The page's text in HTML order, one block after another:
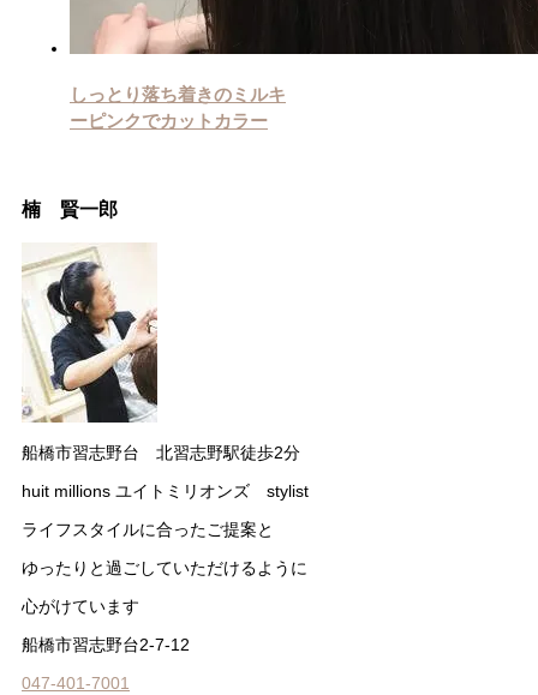
しっとり落ち着きのミルキ
ーピンクでカットカラー
楠 賢一郎
船橋市習志野台 北習志野駅徒歩2分
huit millions ユイトミリオンズ stylist
ライフスタイルに合ったご提案と
ゆったりと過ごしていただけるように
心がけています
船橋市習志野台2-7-12
047-401-7001